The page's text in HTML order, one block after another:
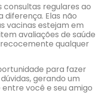
consultas regulares ao
Elas não
vacinas estejam em
avaliações de saúde
qualquer
para fazer
gerando um
você e seu amigo